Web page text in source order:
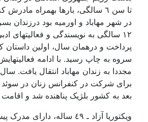
تا سن ٦ سالگی، بارها بهمراه
در شهر مهاباد و اورمیە بود درزندان
۱۲ سالگی به نويسندگی و فعاليتهای
پرداخت و درهمان سال، اولين داستان
برای شرکت در کنفرانس زنان در
بعد بە کشور بلژيک پناهنده شد و
ويکتوريا آزاد ـ ٤۹ سالە،